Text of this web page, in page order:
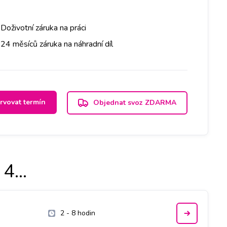
Doživotní záruka na práci
24 měsíců záruka na náhradní díl
termín Objednat svoz ZDARMA
2 - 8 hodin